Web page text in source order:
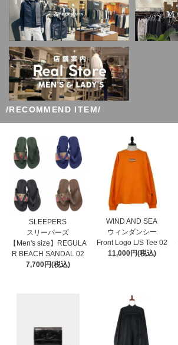
/RECOMMEND ITEM/
SLEEPERS
スリーパーズ
【Men's size】REGULA
R BEACH SANDAL 02
7,700円(税込)
WIND AND SEA
ウィンダンシー
Front Logo L/S Tee 02
11,000円(税込)